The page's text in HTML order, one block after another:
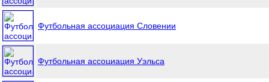
Футбольная ассоциация Словении
Футбольная ассоциация Уэльса